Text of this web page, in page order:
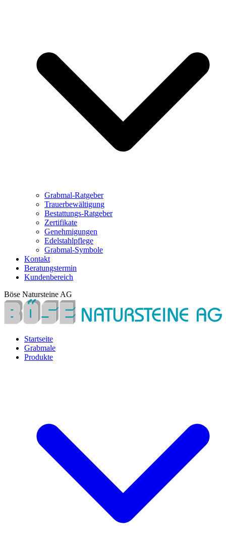
Grabmal-Ratgeber
Trauerbewältigung
Bestattungs-Ratgeber
Zertifikate
Genehmigungen
Edelstahlpflege
Grabmal-Symbole
Kontakt
Beratungstermin
Kundenbereich
Böse Natursteine AG
Startseite
Grabmale
Produkte